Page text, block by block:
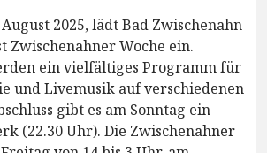
2025, lädt Bad Zwischenahn
Zwischenahner Woche ein.
ein vielfältiges Programm für
und Livemusik auf verschiedenen
gibt es am Sonntag ein
(22.30 Uhr). Die Zwischenahner